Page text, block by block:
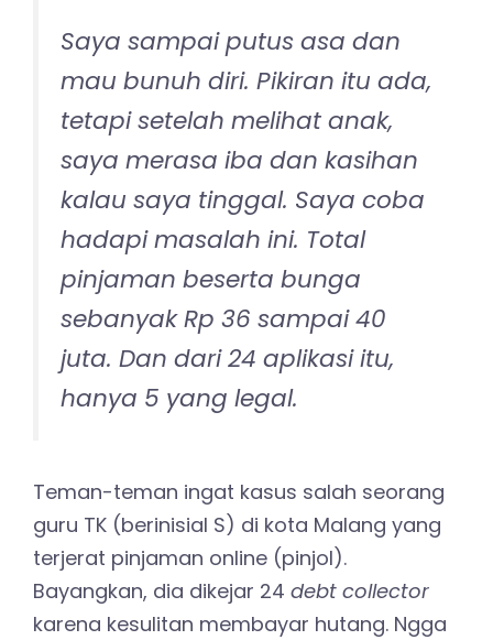
Saya sampai putus asa dan
mau bunuh diri. Pikiran itu ada,
tetapi setelah melihat anak,
saya merasa iba dan kasihan
kalau saya tinggal. Saya coba
hadapi masalah ini. Total
pinjaman beserta bunga
sebanyak Rp 36 sampai 40
juta. Dan dari 24 aplikasi itu,
hanya 5 yang legal.
Teman-teman ingat kasus salah seorang
guru TK (berinisial S) di kota Malang yang
terjerat pinjaman online (pinjol).
Bayangkan, dia dikejar 24 debt collector
karena kesulitan membayar hutang. Ngga